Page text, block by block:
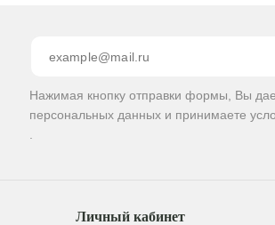
Нажимая кнопку отправки формы, Вы
персональных данных и принимаете
Личный кабинет